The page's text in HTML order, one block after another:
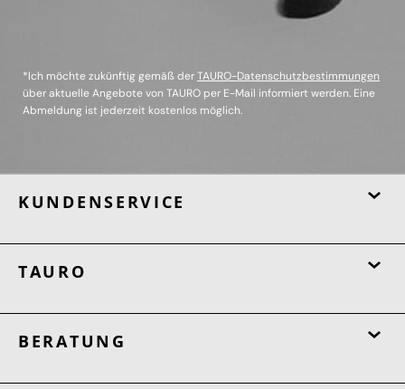
*Ich möchte zukünftig gemäß derTAURO-Datenschutzbestimmungen
über aktuelle Angebote von TAURO per E-Mail informiert werden. Eine
Abmeldung ist jederzeit kostenlos möglich.
KUNDENSERVICE
TAURO
BERATUNG